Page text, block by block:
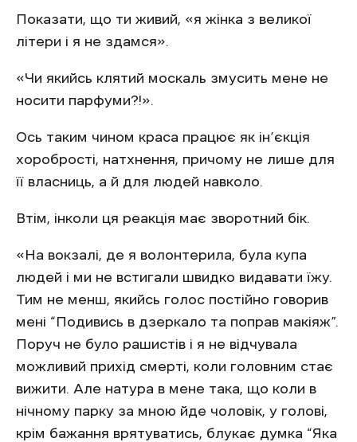
Показати, що ти живий, «я жінка з великої
літери і я не здамся».
«Чи якийсь клятий москаль змусить мене не
носити парфуми?!».
Ось таким чином краса працює як ін’єкція
хоробрості, натхнення, причому не лише для
її власниць, а й для людей навколо.
Втім, інколи ця реакція має зворотний бік.
«На вокзалі, де я волонтерила, була купа
людей і ми не встигали швидко видавати їжу.
Тим не менш, якийсь голос постійно говорив
мені “Подивись в дзеркало та поправ макіяж”.
Поруч не було рашистів і я не відчувала
можливий прихід смерті, коли головним стає
вижити. Але натура в мене така, що коли в
нічному парку за мною йде чоловік, у голові,
крім бажання врятуватись, блукає думка “Яка